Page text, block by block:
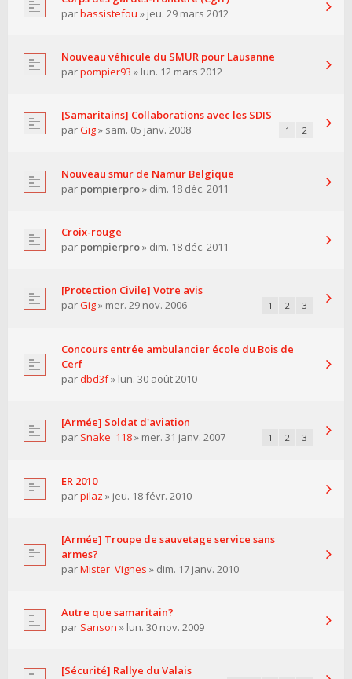
parbassistefou » jeu. 29 mars 2012
Nouveau véhicule du SMUR pour Lausanne
parpompier93 » lun. 12 mars 2012
[Samaritains] Collaborations avec les SDIS
parGig» sam. 05 janv. 2008 1 2
Nouveau smur de Namur Belgique
par pompierpro» dim. 18 déc. 2011
Croix-rouge
par pompierpro» dim. 18 déc. 2011
[Protection Civile] Votre avis
parGig» mer. 29 nov. 2006 1 2 3
Concours entrée ambulancier école du Bois de
Cerf
pardbd3f» lun. 30 août 2010
[Armée] Soldat d'aviation
par Snake_118» mer. 31 janv. 2007 1 2 3
ER 2010
parpilaz » jeu. 18 févr. 2010
[Armée] Troupe de sauvetage service sans
armes?
parMister_Vignes » dim. 17 janv. 2010
Autre que samaritain?
par Sanson » lun. 30 nov. 2009
[Sécurité] Rallye du Valais